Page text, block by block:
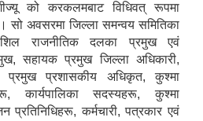
को करकलमबाट विधिवत् रूपमा
सो अवसरमा जिल्ला समन्वय समितिका
राजनीतिक दलका प्रमुख एवं
सहायक प्रमुख जिल्ला अधिकारी,
प्रमुख प्रशासकीय अधिकृत, कुश्मा
कार्यपालिका सदस्यहरू, कुश्मा
प्रतिनिधिहरू, कर्मचारी, पत्रकार एवं